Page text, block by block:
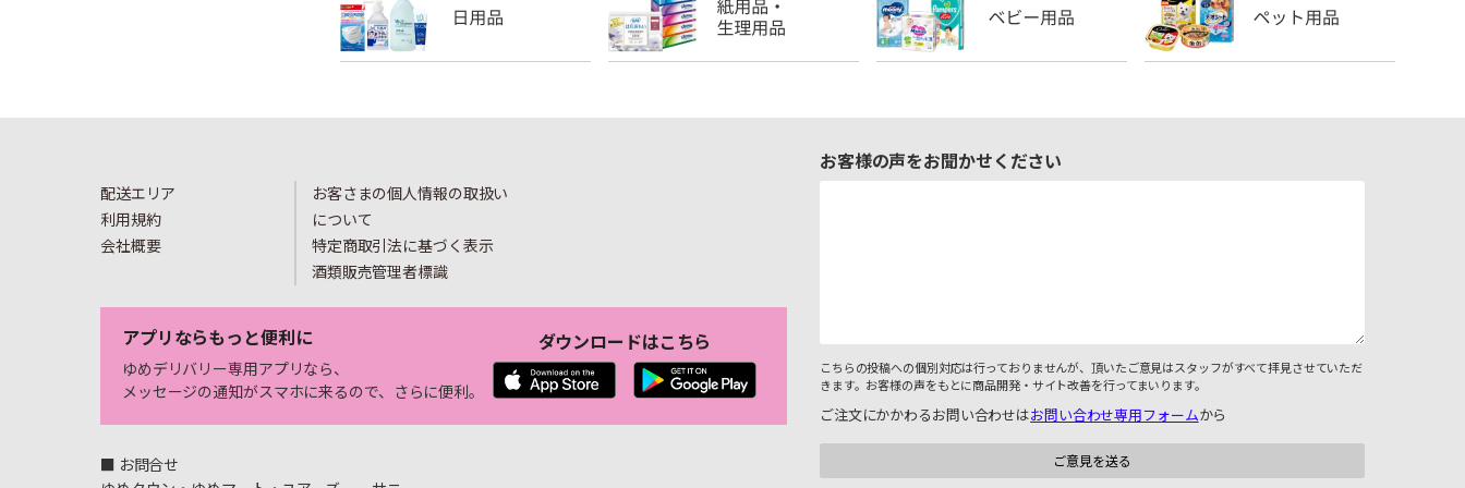
配送エリア
利用規約
会社概要
お客さまの個人情報の取扱い
について
特定商取引法に基づく表示
酒類販売管理者標識
アプリならもっと便利に
ゆめデリバリー専用アプリなら、
メッセージの通知がスマホに来るので、さらに便利。
ダウンロードはこちら
■ お問合せ
お客様の声をお聞かせください
こちらの投稿への個別対応は行っておりませんが、頂いたご意見はスタッフがすべて拝見させていただ
きます。お客様の声をもとに商品開発・サイト改善を行ってまいります。
ご注文にかかわるお問い合わせはお問い合わせ専用フォームから